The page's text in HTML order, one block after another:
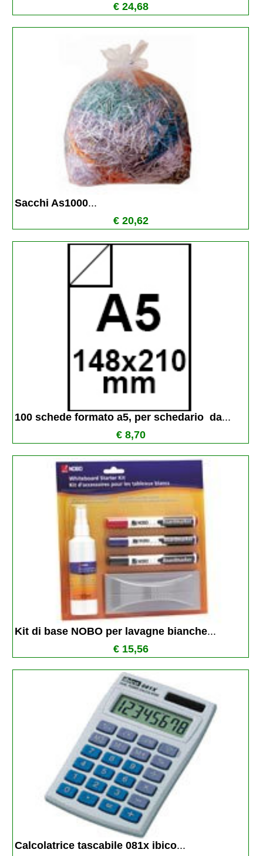
€ 24,68
Sacchi As1000...
€ 20,62
100 schede formato a5, per schedario  da...
€ 8,70
Kit di base NOBO per lavagne bianche...
€ 15,56
Calcolatrice tascabile 081x ibico...